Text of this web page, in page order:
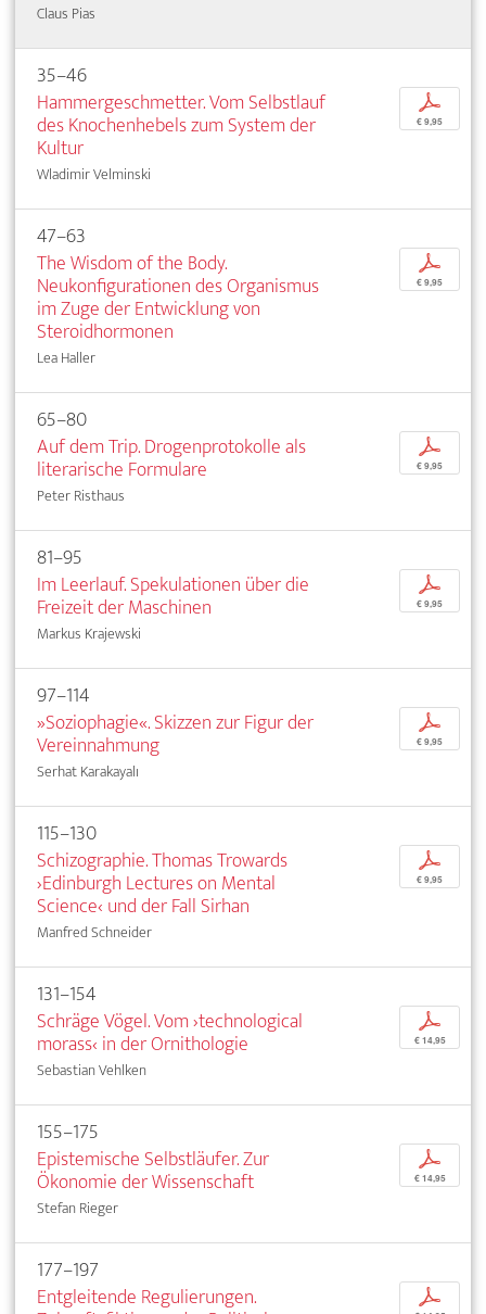
Claus Pias
35–46
Hammergeschmetter. Vom Selbstlauf
des Knochenhebels zum System der
Kultur
Wladimir Velminski
p
€ 9,95
47–63
The Wisdom of the Body.
Neukonfigurationen des Organismus
im Zuge der Entwicklung von
Steroidhormonen
Lea Haller
p
€ 9,95
65–80
Auf dem Trip. Drogenprotokolle als
literarische Formulare
Peter Risthaus
p
€ 9,95
81–95
Im Leerlauf. Spekulationen über die
Freizeit der Maschinen
Markus Krajewski
p
€ 9,95
97–114
»Soziophagie«. Skizzen zur Figur der
Vereinnahmung
Serhat Karakayalı
p
€ 9,95
115–130
Schizographie. Thomas Trowards
›Edinburgh Lectures on Mental
Science‹ und der Fall Sirhan
Manfred Schneider
p
€ 9,95
131–154
Schräge Vögel. Vom ›technological
morass‹ in der Ornithologie
Sebastian Vehlken
p
€ 14,95
155–175
Epistemische Selbstläufer. Zur
Ökonomie der Wissenschaft
Stefan Rieger
p
€ 14,95
177–197
Entgleitende Regulierungen.
p